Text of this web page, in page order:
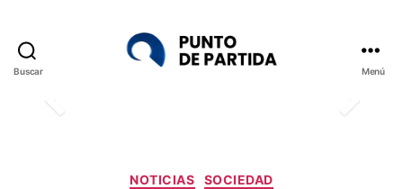
Buscar Menú
NOTICIAS SOCIEDAD